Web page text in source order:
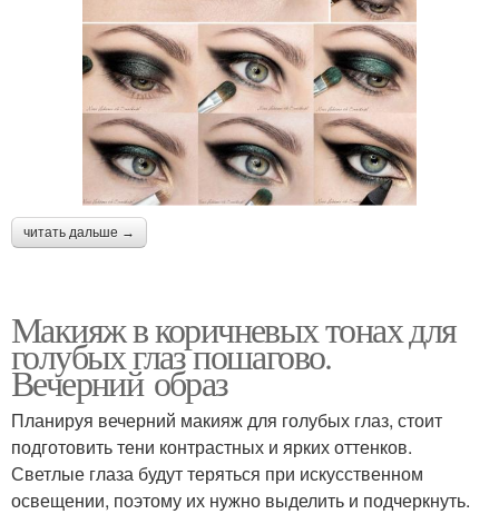
читать дальше →
Макияж в коричневых тонах для
голубых глаз пошагово.
Вечерний образ
Планируя вечерний макияж для голубых глаз, стоит
подготовить тени контрастных и ярких оттенков.
Светлые глаза будут теряться при искусственном
освещении, поэтому их нужно выделить и подчеркнуть.